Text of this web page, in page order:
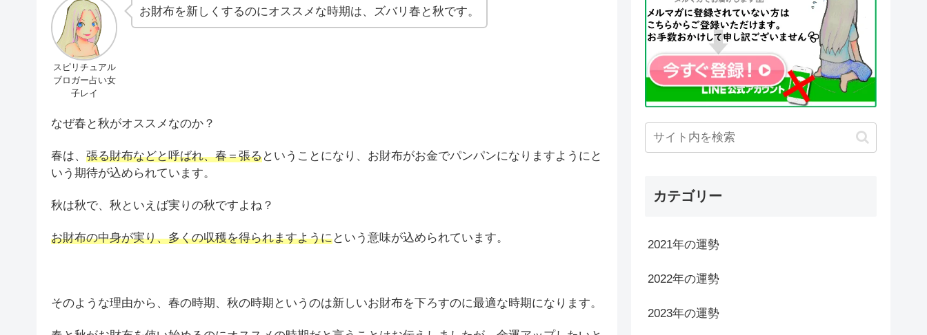
スピリチュアル
ブロガー占い女
子レイ
お財布を新しくするのにオススメな時期は、ズバリ春と秋です。
なぜ春と秋がオススメなのか？
春は、 張る財布などと呼ばれ、春＝張るということになり、お財布がお金でパンパンになりますようにと
いう期待が込められています。
秋は秋で、秋といえば実りの秋ですよね？
お財布の中身が実り、多くの収穫を得られますようにという意味が込められています。
そのような理由から、春の時期、秋の時期というのは新しいお財布を下ろすのに最適な時期になります。
カテゴリー
2021年の運勢
2022年の運勢
2023年の運勢